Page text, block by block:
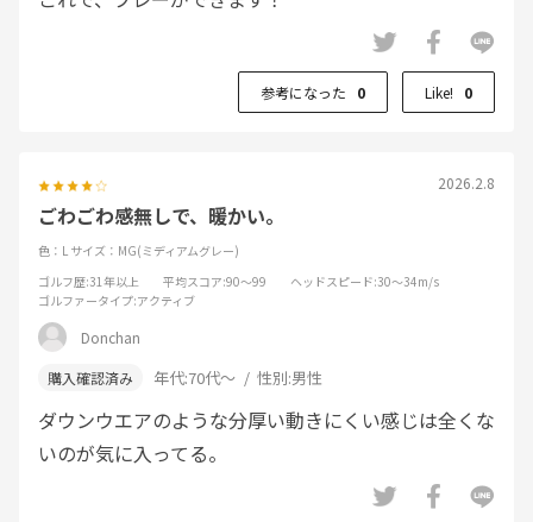
参考になった 0 Like! 0
2026.2.8
ごわごわ感無しで、暖かい。
色：L サイズ：MG(ミディアムグレー)
ゴルフ歴:31年以上 平均スコア:90～99 ヘッドスピード:30～34m/s
ゴルファータイプ:アクティブ
Donchan
年代:70代～ 性別:男性
ダウンウエアのような分厚い動きにくい感じは全くな
いのが気に入ってる。